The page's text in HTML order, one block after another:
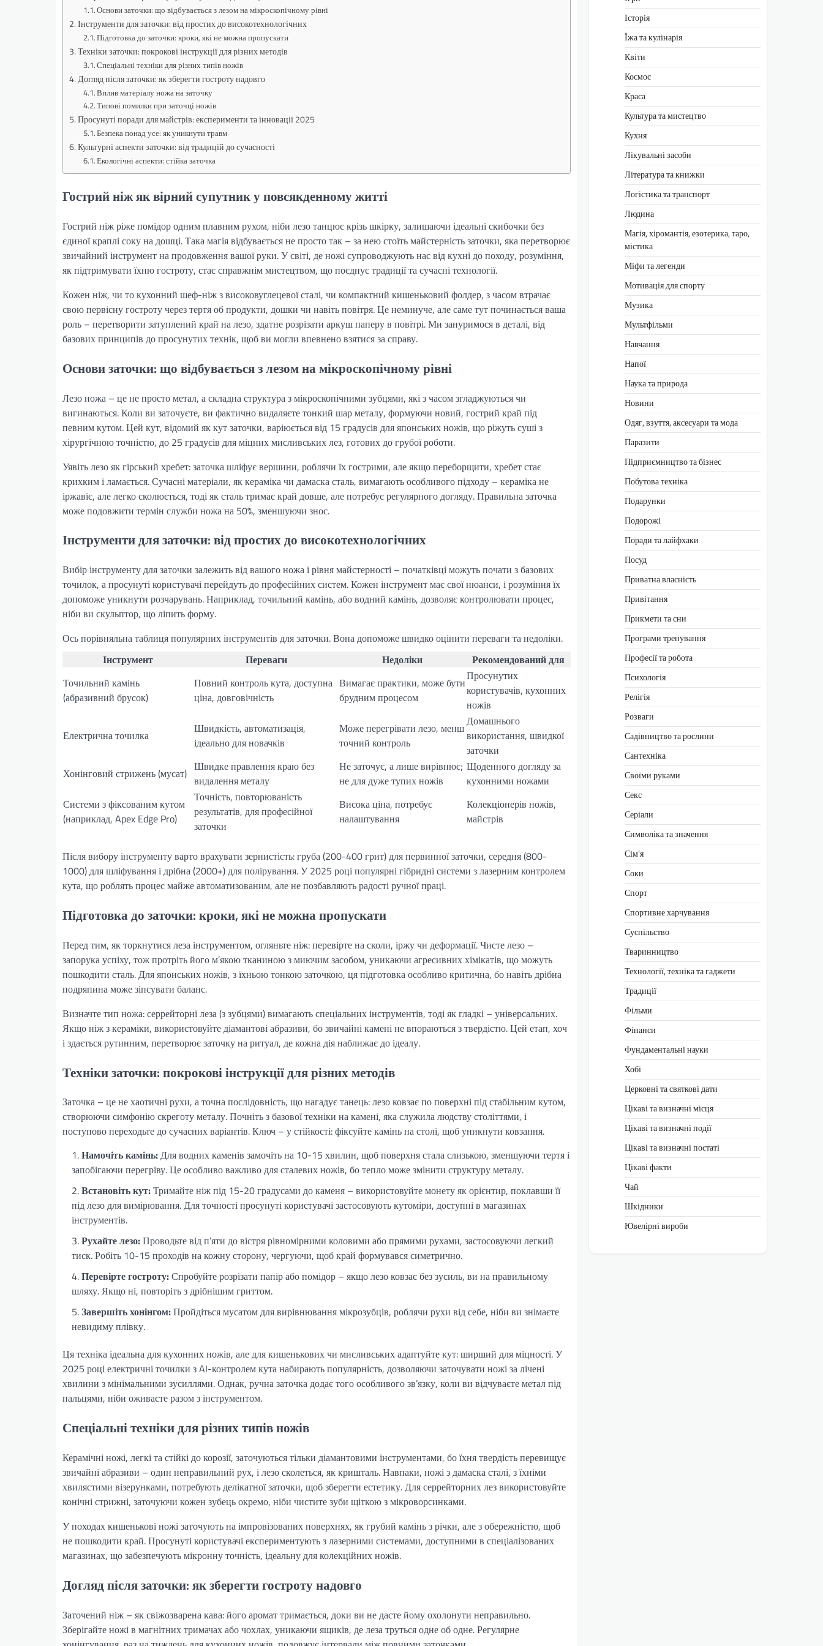
Основи заточки: що відбувається з лезом на мікроскопічному рівні
Інструменти для заточки: від простих до високотехнологічних
Підготовка до заточки: кроки, які не можна пропускати
Техніки заточки: покрокові інструкції для різних методів
Спеціальні техніки для різних типів ножів
Догляд після заточки: як зберегти гостроту надовго
Вплив матеріалу ножа на заточку
Типові помилки при заточці ножів
Просунуті поради для майстрів: експерименти та інновації 2025
Безпека понад усе: як уникнути травм
Культурні аспекти заточки: від традицій до сучасності
Екологічні аспекти: стійка заточка
Гострий ніж як вірний супутник у повсякденному житті
Гострий ніж ріже помідор одним плавним рухом, ніби лезо танцює крізь шкірку, залишаючи ідеальні скибочки без
єдиної краплі соку на дошці. Така магія відбувається не просто так – за нею стоїть майстерність заточки, яка перетворює
звичайний інструмент на продовження вашої руки. У світі, де ножі супроводжують нас від кухні до походу, розуміння,
як підтримувати їхню гостроту, стає справжнім мистецтвом, що поєднує традиції та сучасні технології.
Кожен ніж, чи то кухонний шеф-ніж з високовуглецевої сталі, чи компактний кишеньковий фолдер, з часом втрачає
свою первісну гостроту через тертя об продукти, дошки чи навіть повітря. Це неминуче, але саме тут починається ваша
роль – перетворити затуплений край на лезо, здатне розрізати аркуш паперу в повітрі. Ми зануримося в деталі, від
базових принципів до просунутих технік, щоб ви могли впевнено взятися за справу.
Основи заточки: що відбувається з лезом на мікроскопічному рівні
Лезо ножа – це не просто метал, а складна структура з мікроскопічними зубцями, які з часом згладжуються чи
вигинаються. Коли ви заточуєте, ви фактично видаляєте тонкий шар металу, формуючи новий, гострий край під
певним кутом. Цей кут, відомий як кут заточки, варіюється від 15 градусів для японських ножів, що ріжуть суші з
хірургічною точністю, до 25 градусів для міцних мисливських лез, готових до грубої роботи.
Уявіть лезо як гірський хребет: заточка шліфує вершини, роблячи їх гострими, але якщо переборщити, хребет стає
крихким і ламається. Сучасні матеріали, як кераміка чи дамаска сталь, вимагають особливого підходу – кераміка не
іржавіє, але легко сколюється, тоді як сталь тримає край довше, але потребує регулярного догляду. Правильна заточка
може подовжити термін служби ножа на 50%, зменшуючи знос.
Інструменти для заточки: від простих до високотехнологічних
Вибір інструменту для заточки залежить від вашого ножа і рівня майстерності – початківці можуть почати з базових
точилок, а просунуті користувачі перейдуть до професійних систем. Кожен інструмент має свої нюанси, і розуміння їх
допоможе уникнути розчарувань. Наприклад, точильний камінь, або водний камінь, дозволяє контролювати процес,
ніби ви скульптор, що ліпить форму.
Ось порівняльна таблиця популярних інструментів для заточки. Вона допоможе швидко оцінити переваги та недоліки.
Інструмент
Переваги Недоліки
Рекомендований для
Точильний камінь
(абразивний брусок)
Повний контроль кута, доступна
ціна, довговічність
Вимагає практики, може бути
брудним процесом
Просунутих
користувачів, кухонних
ножів
Електрична точилка
Швидкість, автоматизація,
ідеально для новачків
Може перегрівати лезо, менш
точний контроль
Домашнього
використання, швидкої
заточки
Хонінговий стрижень (мусат) Швидке правлення краю без
видалення металу
Не заточує, а лише вирівнює;
не для дуже тупих ножів
Щоденного догляду за
кухонними ножами
Системи з фіксованим кутом
(наприклад, Apex Edge Pro)
Точність, повторюваність
результатів, для професійної
заточки
Висока ціна, потребує
налаштування
Колекціонерів ножів,
майстрів
Після вибору інструменту варто врахувати зернистість: груба (200-400 грит) для первинної заточки, середня (800-
1000) для шліфування і дрібна (2000+) для полірування. У 2025 році популярні гібридні системи з лазерним контролем
кута, що роблять процес майже автоматизованим, але не позбавляють радості ручної праці.
Підготовка до заточки: кроки, які не можна пропускати
Перед тим, як торкнутися леза інструментом, огляньте ніж: перевірте на сколи, іржу чи деформації. Чисте лезо –
запорука успіху, тож протріть його м’якою тканиною з миючим засобом, уникаючи агресивних хімікатів, що можуть
пошкодити сталь. Для японських ножів, з їхньою тонкою заточкою, ця підготовка особливо критична, бо навіть дрібна
подряпина може зіпсувати баланс.
Визначте тип ножа: серрейторні леза (з зубцями) вимагають спеціальних інструментів, тоді як гладкі – універсальних.
Якщо ніж з кераміки, використовуйте діамантові абразиви, бо звичайні камені не впораються з твердістю. Цей етап, хоч
і здається рутинним, перетворює заточку на ритуал, де кожна дія наближає до ідеалу.
Техніки заточки: покрокові інструкції для різних методів
Заточка – це не хаотичні рухи, а точна послідовність, що нагадує танець: лезо ковзає по поверхні під стабільним кутом,
створюючи симфонію скреготу металу. Почніть з базової техніки на камені, яка служила людству століттями, і
поступово переходьте до сучасних варіантів. Ключ – у стійкості: фіксуйте камінь на столі, щоб уникнути ковзання.
Намочіть камінь:Для водних каменів замочіть на 10-15 хвилин, щоб поверхня стала слизькою, зменшуючи тертя і
запобігаючи перегріву. Це особливо важливо для сталевих ножів, бо тепло може змінити структуру металу.
Встановіть кут:Тримайте ніж під 15-20 градусами до каменя – використовуйте монету як орієнтир, поклавши її
під лезо для вимірювання. Для точності просунуті користувачі застосовують кутоміри, доступні в магазинах
інструментів.
Рухайте лезо:Проводьте від п’яти до вістря рівномірними коловими або прямими рухами, застосовуючи легкий
тиск. Робіть 10-15 проходів на кожну сторону, чергуючи, щоб край формувався симетрично.
Перевірте гостроту:Спробуйте розрізати папір або помідор – якщо лезо ковзає без зусиль, ви на правильному
шляху. Якщо ні, повторіть з дрібнішим гриттом.
Завершіть хонінгом:Пройдіться мусатом для вирівнювання мікрозубців, роблячи рухи від себе, ніби ви знімаєте
невидиму плівку.
Ця техніка ідеальна для кухонних ножів, але для кишенькових чи мисливських адаптуйте кут: ширший для міцності. У
2025 році електричні точилки з AI-контролем кута набирають популярність, дозволяючи заточувати ножі за лічені
хвилини з мінімальними зусиллями. Однак, ручна заточка додає того особливого зв’язку, коли ви відчуваєте метал під
пальцями, ніби оживаєте разом з інструментом.
Спеціальні техніки для різних типів ножів
Керамічні ножі, легкі та стійкі до корозії, заточуються тільки діамантовими інструментами, бо їхня твердість перевищує
звичайні абразиви – один неправильний рух, і лезо сколеться, як кришталь. Навпаки, ножі з дамаска сталі, з їхніми
хвилястими візерунками, потребують делікатної заточки, щоб зберегти естетику. Для серрейторних лез використовуйте
конічні стрижні, заточуючи кожен зубець окремо, ніби чистите зуби щіткою з мікроворсинками.
У походах кишенькові ножі заточують на імпровізованих поверхнях, як грубий камінь з річки, але з обережністю, щоб
не пошкодити край. Просунуті користувачі експериментують з лазерними системами, доступними в спеціалізованих
магазинах, що забезпечують мікронну точність, ідеальну для колекційних ножів.
Догляд після заточки: як зберегти гостроту надовго
Заточений ніж – як свіжозварена кава: його аромат тримається, доки ви не дасте йому охолонути неправильно.
Зберігайте ножі в магнітних тримачах або чохлах, уникаючи ящиків, де леза труться одне об одне. Регулярне
Історія
Їжа та кулінарія
Квіти
Космос
Краса
Культура та мистецтво
Кухня
Лікувальні засоби
Література та книжки
Логістика та транспорт
Людина
Магія, хіромантія, езотерика, таро,
містика
Міфи та легенди
Мотивація для спорту
Музика
Мультфільми
Навчання
Напої
Наука та природа
Новини
Одяг, взуття, аксесуари та мода
Паразити
Підприємництво та бізнес
Побутова техніка
Подарунки
Подорожі
Поради та лайфхаки
Посуд
Приватна власність
Привітання
Прикмети та сни
Програми тренування
Професії та робота
Психологія
Релігія
Розваги
Садівництво та рослини
Сантехніка
Своїми руками
Секс
Серіали
Символіка та значення
Сім’я
Соки
Спорт
Спортивне харчування
Суспільство
Тваринництво
Технології, техніка та гаджети
Традиції
Фільми
Фінанси
Фундаментальні науки
Хобі
Церковні та святкові дати
Цікаві та визначні місця
Цікаві та визначні події
Цікаві та визначні постаті
Цікаві факти
Чай
Шкідники
Ювелірні вироби